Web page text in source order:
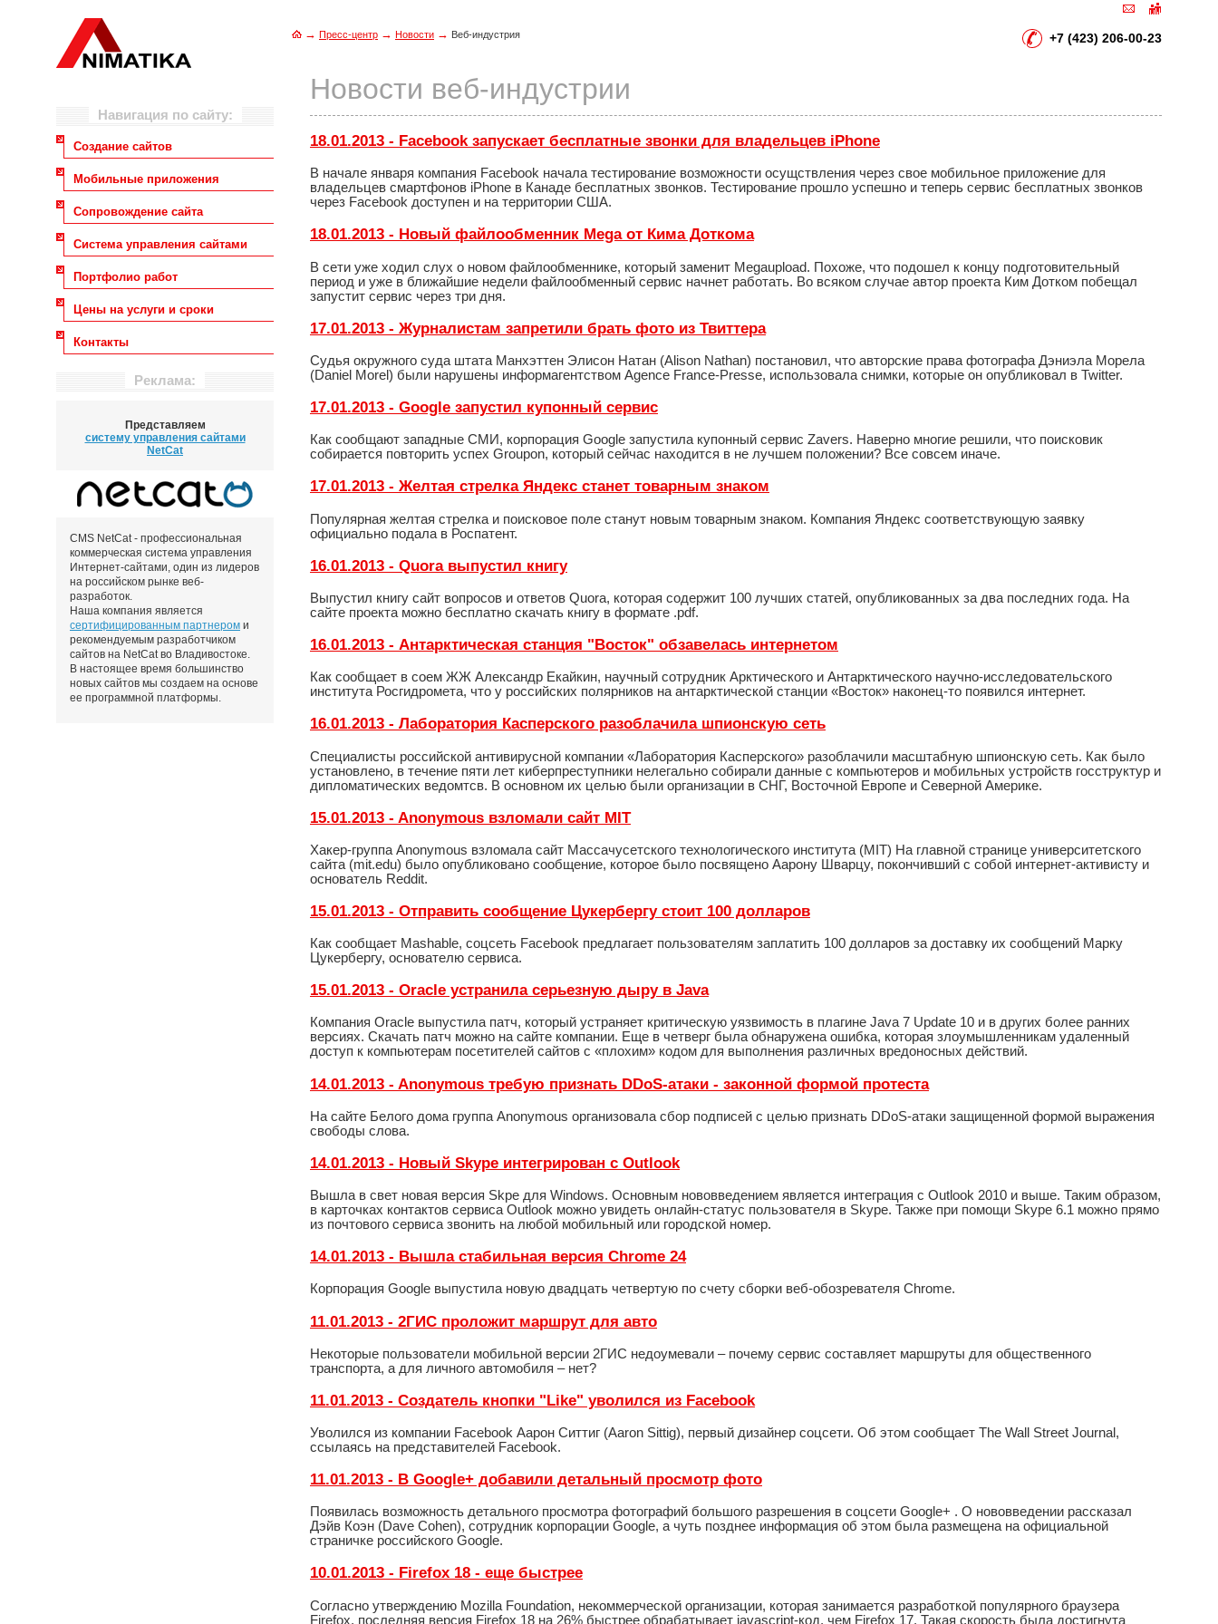
+7 (423) 206-00-23
→ Пресс-центр → Новости → Веб-индустрия
Новости веб-индустрии
18.01.2013 - Facebook запускает бесплатные звонки для владельцев iPhone
В начале января компания Facebook начала тестирование возможности осущствления через свое мобильное приложение для
владельцев смартфонов iPhone в Канаде бесплатных звонков. Тестирование прошло успешно и теперь сервис бесплатных звонков
через Facebook доступен и на территории США.
18.01.2013 - Новый файлообменник Mega от Кима Доткома
В сети уже ходил слух о новом файлообменнике, который заменит Megaupload. Похоже, что подошел к концу подготовительный
период и уже в ближайшие недели файлообменный сервис начнет работать. Во всяком случае автор проекта Ким Дотком побещал
запустит сервис через три дня.
17.01.2013 - Журналистам запретили брать фото из Твиттера
Судья окружного суда штата Манхэттен Элисон Натан (Alison Nathan) постановил, что авторские права фотографа Дэниэла Морела
(Daniel Morel) были нарушены информагентством Agence France-Presse, использовала снимки, которые он опубликовал в Twitter.
17.01.2013 - Google запустил купонный сервис
Как сообщают западные СМИ, корпорация Google запустила купонный сервис Zavers. Наверно многие решили, что поисковик
собирается повторить успех Groupon, который сейчас находится в не лучшем положении? Все совсем иначе.
17.01.2013 - Желтая стрелка Яндекс станет товарным знаком
Популярная желтая стрелка и поисковое поле станут новым товарным знаком. Компания Яндекс соответствующую заявку
официально подала в Роспатент.
16.01.2013 - Quora выпустил книгу
Выпустил книгу сайт вопросов и ответов Quora, которая содержит 100 лучших статей, опубликованных за два последних года. На
сайте проекта можно бесплатно скачать книгу в формате .pdf.
16.01.2013 - Антарктическая станция "Восток" обзавелась интернетом
Как сообщает в соем ЖЖ Александр Екайкин, научный сотрудник Арктического и Антарктического научно-исследовательского
института Росгидромета, что у российских полярников на антарктической станции «Восток» наконец-то появился интернет.
16.01.2013 - Лаборатория Касперского разоблачила шпионскую сеть
Специалисты российской антивирусной компании «Лаборатория Касперского» разоблачили масштабную шпионскую сеть. Как было
установлено, в течение пяти лет киберпреступники нелегально собирали данные с компьютеров и мобильных устройств госструктур и
дипломатических ведомтсв. В основном их целью были организации в СНГ, Восточной Европе и Северной Америке.
15.01.2013 - Anonymous взломали сайт MIT
Хакер-группа Anonymous взломала сайт Массачусетского технологического института (MIT) На главной странице университетского
сайта (mit.edu) было опубликовано сообщение, которое было посвящено Аарону Шварцу, покончивший с собой интернет-активисту и
основатель Reddit.
15.01.2013 - Отправить сообщение Цукербергу стоит 100 долларов
Как сообщает Mashable, соцсеть Facebook предлагает пользователям заплатить 100 долларов за доставку их сообщений Марку
Цукербергу, основателю сервиса.
15.01.2013 - Oracle устранила серьезную дыру в Java
Компания Oracle выпустила патч, который устраняет критическую уязвимость в плагине Java 7 Update 10 и в других более ранних
версиях. Скачать патч можно на сайте компании. Еще в четверг была обнаружена ошибка, которая злоумышленникам удаленный
доступ к компьютерам посетителей сайтов с «плохим» кодом для выполнения различных вредоносных действий.
14.01.2013 - Anonymous требую признать DDoS-атаки - законной формой протеста
На сайте Белого дома группа Anonymous организовала сбор подписей с целью признать DDoS-атаки защищенной формой выражения
свободы слова.
14.01.2013 - Новый Skype интегрирован с Outlook
Вышла в свет новая версия Skpe для Windows. Основным нововведением является интеграция с Outlook 2010 и выше. Таким образом,
в карточках контактов сервиса Outlook можно увидеть онлайн-статус пользователя в Skype. Также при помощи Skype 6.1 можно прямо
из почтового сервиса звонить на любой мобильный или городской номер.
14.01.2013 - Вышла стабильная версия Chrome 24
Корпорация Google выпустила новую двадцать четвертую по счету сборки веб-обозревателя Chrome.
11.01.2013 - 2ГИС проложит маршрут для авто
Некоторые пользователи мобильной версии 2ГИС недоумевали – почему сервис составляет маршруты для общественного
транспорта, а для личного автомобиля – нет?
11.01.2013 - Создатель кнопки "Like" уволился из Facebook
Уволился из компании Facebook Аарон Ситтиг (Aaron Sittig), первый дизайнер соцсети. Об этом сообщает The Wall Street Journal,
ссылаясь на представителей Facebook.
11.01.2013 - В Google+ добавили детальный просмотр фото
Появилась возможность детального просмотра фотографий большого разрешения в соцсети Google+ . О нововведении рассказал
Дэйв Коэн (Dave Cohen), сотрудник корпорации Google, а чуть позднее информация об этом была размещена на официальной
страничке российского Google.
10.01.2013 - Firefox 18 - еще быстрее
Согласно утверждению Mozilla Foundation, некоммерческой организации, которая занимается разработкой популярного браузера
Firefox, последняя версия Firefox 18 на 26% быстрее обрабатывает javascript-код, чем Firefox 17. Такая скорость была достигнута
Навигация по сайту:
Создание сайтов
Мобильные приложения
Сопровождение сайта
Система управления сайтами
Портфолио работ
Цены на услуги и сроки
Контакты
Реклама:
Представляем
систему управления сайтами
NetCat
CMS NetCat - профессиональная
коммерческая система управления
Интернет-сайтами, один из лидеров
на российском рынке веб-
разработок.
Наша компания является
сертифицированным партнером и
рекомендуемым разработчиком
сайтов на NetCat во Владивостоке.
В настоящее время большинство
новых сайтов мы создаем на основе
ее программной платформы.